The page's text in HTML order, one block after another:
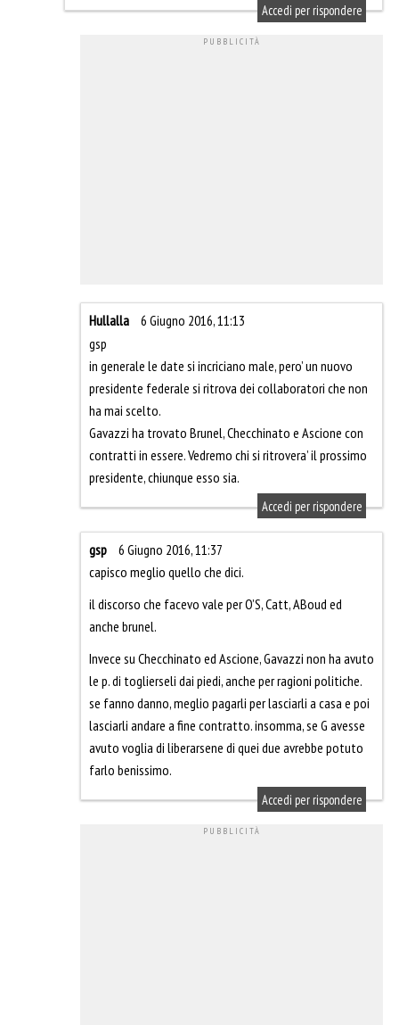
Accedi per rispondere
Hullalla
6 Giugno 2016, 11:13
gsp
in generale le date si incriciano male, pero’ un nuovo
presidente federale si ritrova dei collaboratori che non
ha mai scelto.
Gavazzi ha trovato Brunel, Checchinato e Ascione con
contratti in essere. Vedremo chi si ritrovera’ il prossimo
presidente, chiunque esso sia.
Accedi per rispondere
gsp
6 Giugno 2016, 11:37
capisco meglio quello che dici.
il discorso che facevo vale per O’S, Catt, ABoud ed
anche brunel.
Invece su Checchinato ed Ascione, Gavazzi non ha avuto
le p. di toglierseli dai piedi, anche per ragioni politiche.
se fanno danno, meglio pagarli per lasciarli a casa e poi
lasciarli andare a fine contratto. insomma, se G avesse
avuto voglia di liberarsene di quei due avrebbe potuto
farlo benissimo.
Accedi per rispondere